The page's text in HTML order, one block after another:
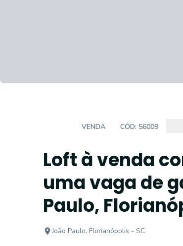
VENDA CÓD: 56009
Loft à venda
uma vaga de
Paulo,
João Paulo, Florianópolis - SC